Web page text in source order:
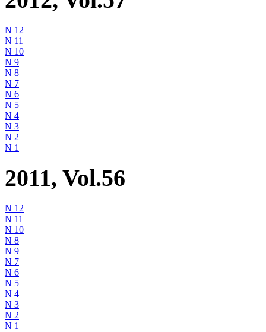
N 12
N 11
N 10
N 9
N 8
N 7
N 6
N 5
N 4
N 3
N 2
N 1
2011, Vol.56
N 12
N 11
N 10
N 8
N 9
N 7
N 6
N 5
N 4
N 3
N 2
N 1